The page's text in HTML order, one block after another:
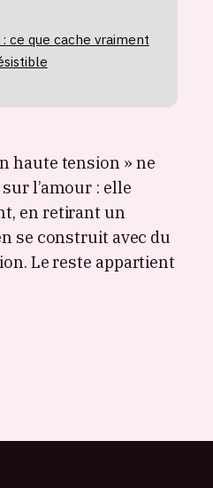
ce que cache vraiment
haute tension » ne
l’amour : elle
en retirant un
se construit avec du
Le reste appartient